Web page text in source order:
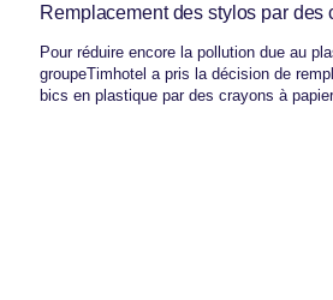
Remplacement des stylos par des
Pour réduire encore la pollution due au
groupeTimhotel a pris la décision de
bics en plastique par des crayons à